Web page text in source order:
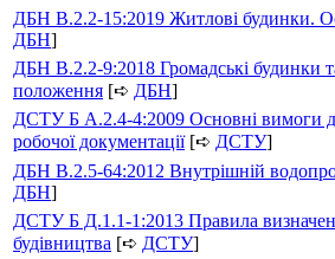
ДБН В.2.2-15:2019 Житлові будинки.
ДБН]
ДБН В.2.2-9:2018 Громадські будинки
положення [➪ ДБН]
ДСТУ Б А.2.4-4:2009 Основні вимоги
робочої документації[➪ ДСТУ]
ДБН В.2.5-64:2012 Внутрішній
ДБН]
ДСТУ Б Д.1.1-1:2013 Правила
будівництва [➪ ДСТУ]